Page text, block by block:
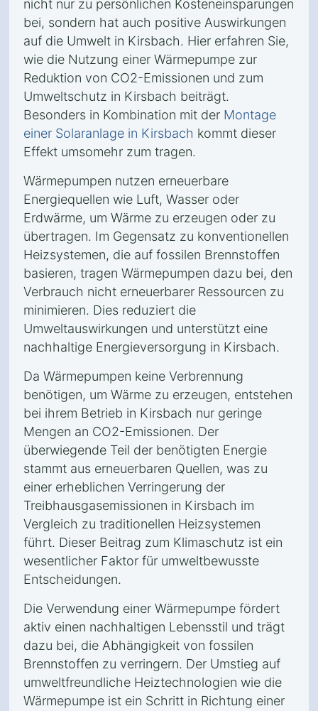
nicht nur zu persönlichen Kosteneinsparungen
bei, sondern hat auch positive Auswirkungen
auf die Umwelt in Kirsbach. Hier erfahren Sie,
wie die Nutzung einer Wärmepumpe zur
Reduktion von CO2-Emissionen und zum
Umweltschutz in Kirsbach beiträgt.
Besonders in Kombination mit der Montage
einer Solaranlage in Kirsbach kommt dieser
Effekt umsomehr zum tragen.
Wärmepumpen nutzen erneuerbare
Energiequellen wie Luft, Wasser oder
Erdwärme, um Wärme zu erzeugen oder zu
übertragen. Im Gegensatz zu konventionellen
Heizsystemen, die auf fossilen Brennstoffen
basieren, tragen Wärmepumpen dazu bei, den
Verbrauch nicht erneuerbarer Ressourcen zu
minimieren. Dies reduziert die
Umweltauswirkungen und unterstützt eine
nachhaltige Energieversorgung in Kirsbach.
Da Wärmepumpen keine Verbrennung
benötigen, um Wärme zu erzeugen, entstehen
bei ihrem Betrieb in Kirsbach nur geringe
Mengen an CO2-Emissionen. Der
überwiegende Teil der benötigten Energie
stammt aus erneuerbaren Quellen, was zu
einer erheblichen Verringerung der
Treibhausgasemissionen in Kirsbach im
Vergleich zu traditionellen Heizsystemen
führt. Dieser Beitrag zum Klimaschutz ist ein
wesentlicher Faktor für umweltbewusste
Entscheidungen.
Die Verwendung einer Wärmepumpe fördert
aktiv einen nachhaltigen Lebensstil und trägt
dazu bei, die Abhängigkeit von fossilen
Brennstoffen zu verringern. Der Umstieg auf
umweltfreundliche Heiztechnologien wie die
Wärmepumpe ist ein Schritt in Richtung einer